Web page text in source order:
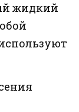
жидкий